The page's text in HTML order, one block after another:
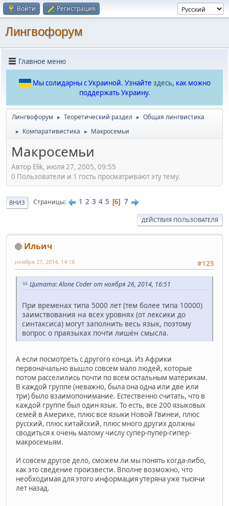
Войти Регистрация
Лингвофорум
Главное меню
Мы солидарны с Украиной. Узнайте здесь, как можно
поддержать Украину.
Лингвофорум ► Теоретический раздел ► Общая лингвистика
► Компаративистика ► Макросемьи
Макросемьи
Автор Elik, июля 27, 2005, 09:55
0 Пользователи и 1 гость просматривают эту тему.
ВНИЗ Страницы 1 2 3 4 5 6 7
ДЕЙСТВИЯ ПОЛЬЗОВАТЕЛЯ
Ильич
#125
ноября 27, 2014, 14:18
Цитата: Alone Coder от ноября 26, 2014, 16:51
При временах типа 5000 лет (тем более типа 10000)
заимствования на всех уровнях (от лексики до
синтаксиса) могут заполнить весь язык, поэтому
вопрос о праязыках почти лишён смысла.
А если посмотреть с другого конца. Из Африки
первоначально вышло совсем мало людей, которые
потом расселились почти по всем остальным материкам.
В каждой группе (неважно, была она одна или две или
три) было взаимопонимание. Естественно считать, что в
каждой группе был один язык. То есть, все 200 языковых
семей в Америке, плюс все языки Новой Гвинеи, плюс
русский, плюс китайский, плюс много других должны
сводиться к очень малому числу супер-пупер-гипер-
макросемьям.
И совсем другое дело, сможем ли мы понять когда-либо,
как это сведение произвести. Вполне возможно, что
необходимая для этого информация утеряна уже тысячи
лет назад.